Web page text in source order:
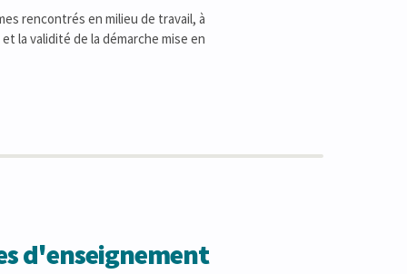
rencontrés en milieu de travail, à
la validité de la démarche mise en
d'enseignement